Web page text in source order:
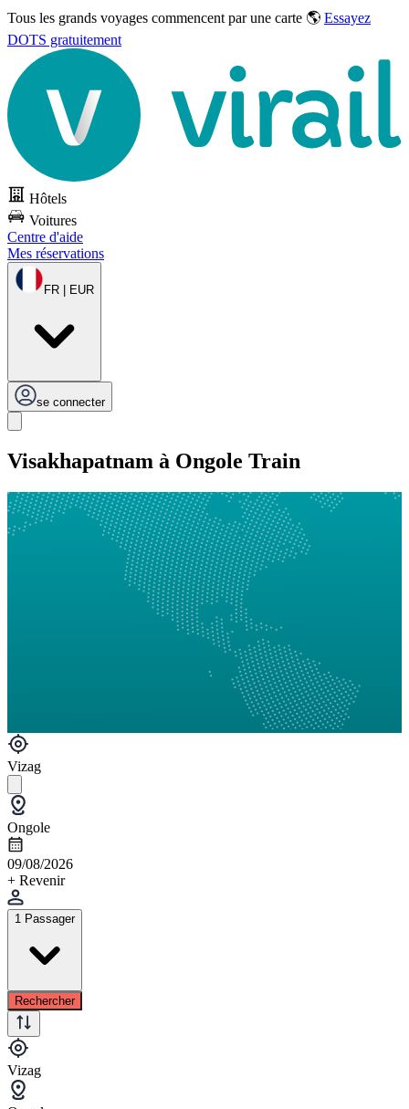
Tous les grands voyages commencent par une carte 🌎 Essayez
DOTS gratuitement
Hôtels
Voitures
Centre d'aide
Mes réservations
FR | EUR
se connecter
Visakhapatnam à Ongole Train
Vizag
Ongole
09/08/2026
+ Revenir
1 Passager
Rechercher
Vizag